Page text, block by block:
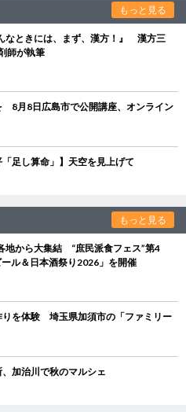
もっと見る
なときには、まず、漢方！』 漢方三
師が執筆
8月8日広島市で公開講座、オンライン
足し算命」】天空を見上げて
もっと見る
地から大集結 “庶民派食フェス”第4
ル＆日本酒祭り2026」を開催
りを体験 埼玉県加須市の「ファミリー
加治川で秋のマルシェ